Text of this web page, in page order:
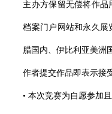
主办方保留无偿将作品
档案门户网站和永久展
腊国内、伊比利亚美洲
作者提交作品即表示接
• 本次竞赛为自愿参加